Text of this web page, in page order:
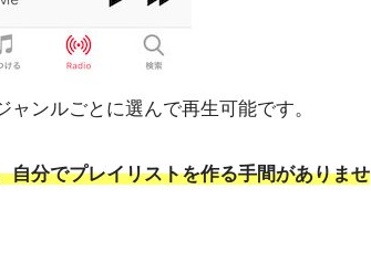
ンルごとに選んで再生可能です。
自分でプレイリストを作る手間がありませ